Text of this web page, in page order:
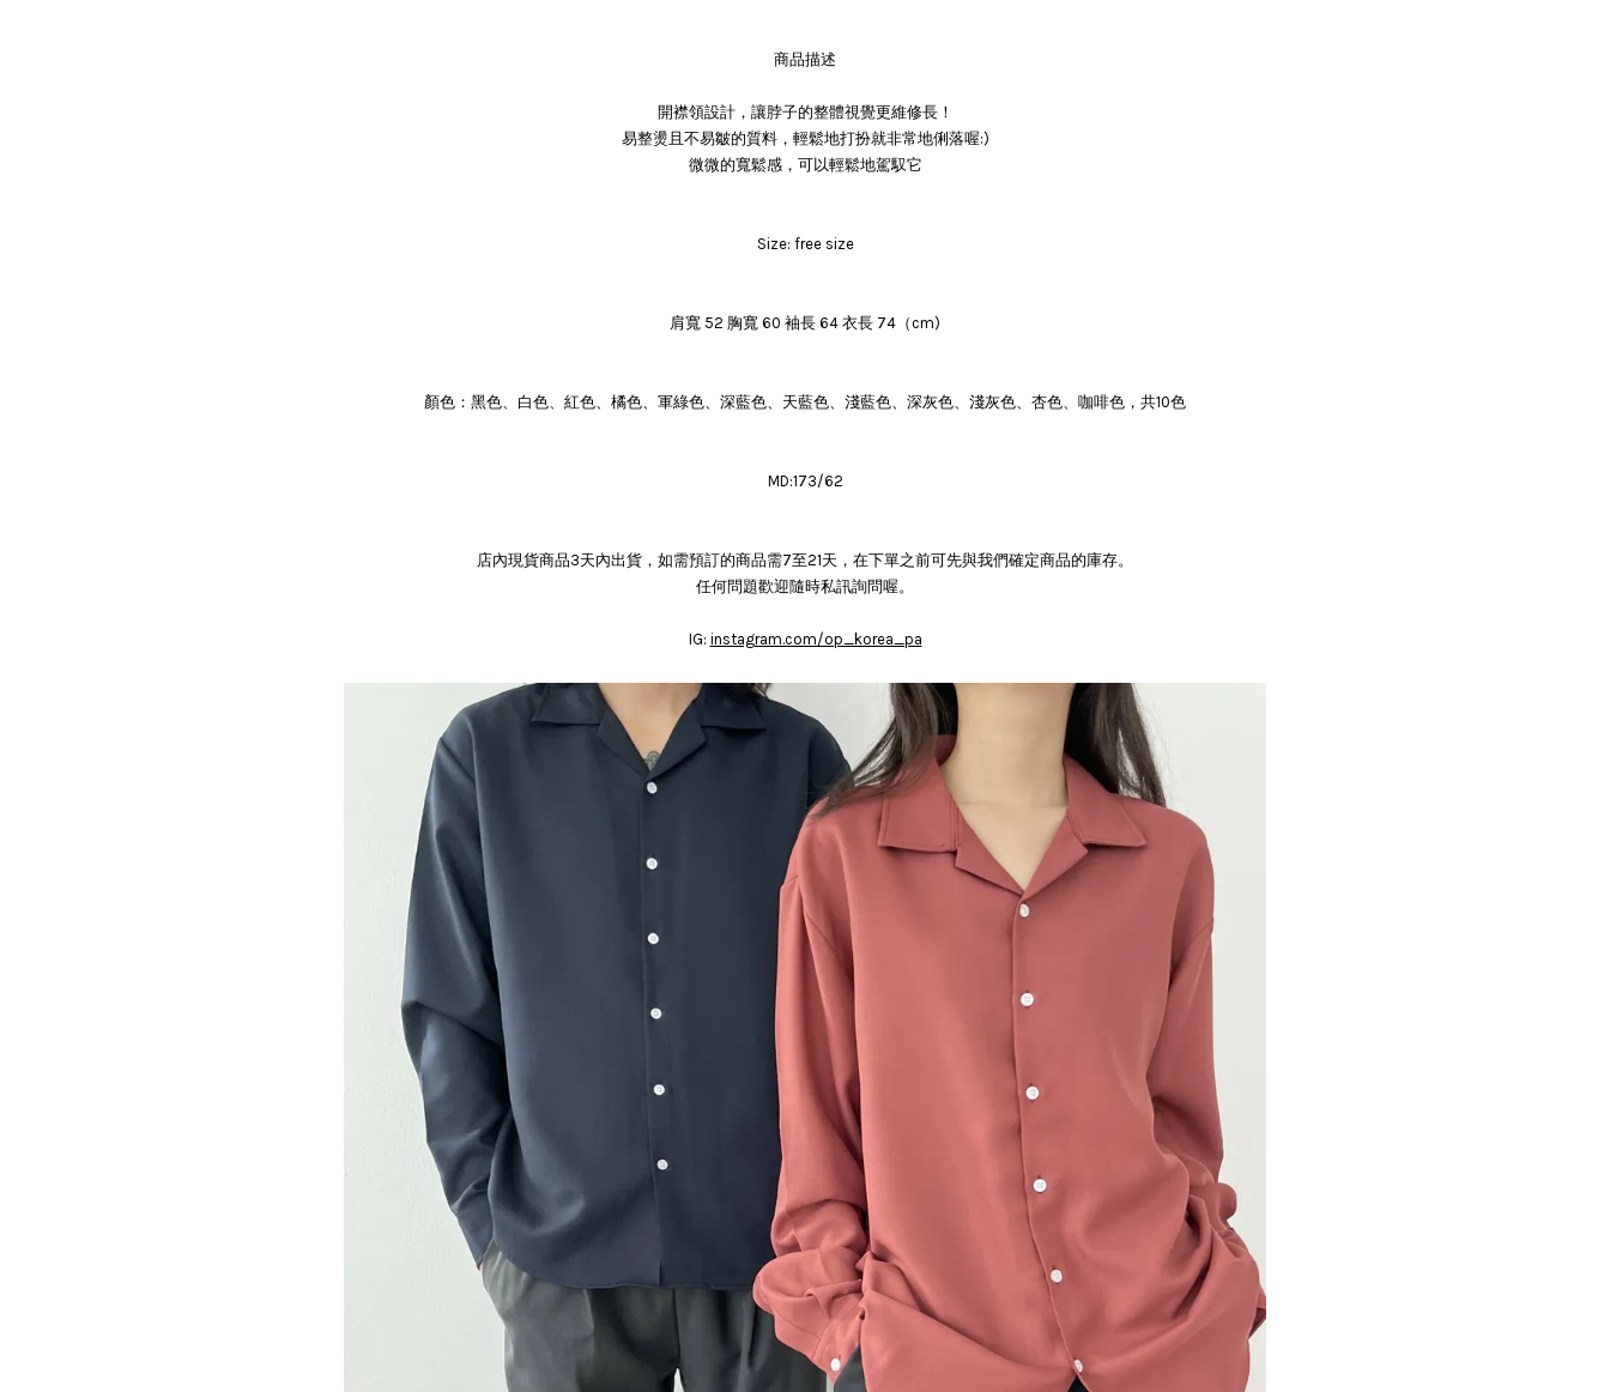
商品描述
開襟領設計，讓脖子的整體視覺更維修長！
易整燙且不易皺的質料，輕鬆地打扮就非常地俐落喔:)
微微的寬鬆感，可以輕鬆地駕馭它
Size: free size
肩寬 52 胸寬 60 袖長 64 衣長 74（cm)
顏色：黑色、白色、紅色、橘色、軍綠色、深藍色、天藍色、淺藍色、深灰色、淺灰色、杏色、咖啡色，共10色
MD:173/62
店內現貨商品3天內出貨，如需預訂的商品需7至21天，在下單之前可先與我們確定商品的庫存。
任何問題歡迎隨時私訊詢問喔。
IG: instagram.com/op_korea_pa